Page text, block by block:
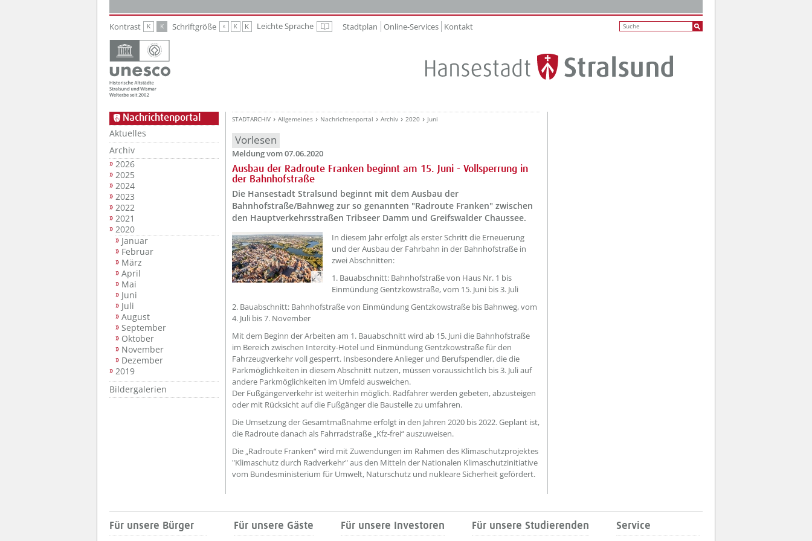
Kontrast K K Schriftgröße K K K Leichte Sprache Leichte Sprache
Stadtplan Online-Services Kontakt
Nachrichtenportal
Aktuelles
Archiv
2026
2025
2024
2023
2022
2021
2020
Januar
Februar
März
April
Mai
Juni
Juli
August
September
Oktober
November
Dezember
2019
Bildergalerien
STADTARCHIV Allgemeines Nachrichtenportal Archiv 2020 Juni
Vorlesen
Meldung vom 07.06.2020
Ausbau der Radroute Franken beginnt am 15. Juni - Vollsperrung in
der Bahnhofstraße
Die Hansestadt Stralsund beginnt mit dem Ausbau der
Bahnhofstraße/Bahnweg zur so genannten "Radroute Franken" zwischen
den Hauptverkehrsstraßen Tribseer Damm und Greifswalder Chaussee.
In diesem Jahr erfolgt als erster Schritt die Erneuerung
und der Ausbau der Fahrbahn in der Bahnhofstraße in
zwei Abschnitten:
1. Bauabschnitt: Bahnhofstraße von Haus Nr. 1 bis
Einmündung Gentzkowstraße, vom 15. Juni bis 3. Juli
2. Bauabschnitt: Bahnhofstraße von Einmündung Gentzkowstraße bis Bahnweg, vom
4. Juli bis 7. November
Mit dem Beginn der Arbeiten am 1. Bauabschnitt wird ab 15. Juni die Bahnhofstraße
im Bereich zwischen Intercity-Hotel und Einmündung Gentzkowstraße für den
Fahrzeugverkehr voll gesperrt. Insbesondere Anlieger und Berufspendler, die die
Parkmöglichkeiten in diesem Abschnitt nutzen, müssen voraussichtlich bis 3. Juli auf
andere Parkmöglichkeiten im Umfeld ausweichen.
Der Fußgängerverkehr ist weiterhin möglich. Radfahrer werden gebeten, abzusteigen
oder mit Rücksicht auf die Fußgänger die Baustelle zu umfahren.
Die Umsetzung der Gesamtmaßnahme erfolgt in den Jahren 2020 bis 2022. Geplant ist,
die Radroute danach als Fahrradstraße „Kfz-frei“ auszuweisen.
Die „Radroute Franken“ wird mit Zuwendungen im Rahmen des Klimaschutzprojektes
"Klimaschutz durch Radverkehr" aus den Mitteln der Nationalen Klimaschutzinitiative
vom Bundesministerium für Umwelt, Naturschutz und nukleare Sicherheit gefördert.
Für unsere Bürger Für unsere Gäste Für unsere Investoren Für unsere Studierenden Service